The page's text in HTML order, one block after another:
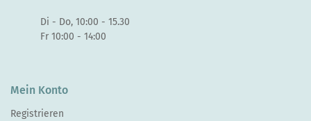
Di - Do, 10:00 - 15.30
Fr 10:00 - 14:00
Mein Konto
Registrieren